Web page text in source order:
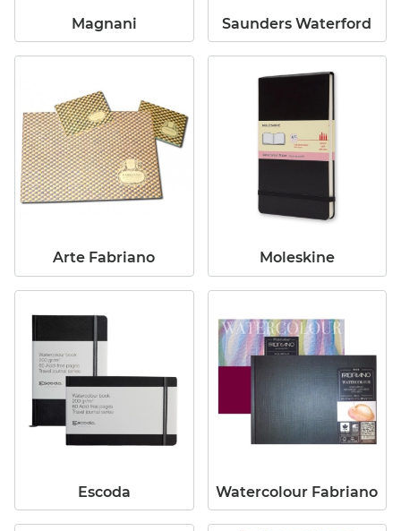
Magnani Saunders Waterford
Arte Fabriano Moleskine
Escoda Watercolour Fabriano